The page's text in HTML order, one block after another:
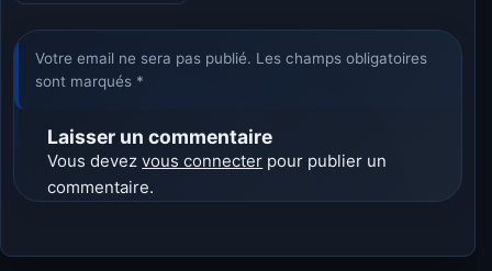
Votre email ne sera pas publié. Les champs obligatoires
sont marqués *
Laisser un commentaire
Vous devezvous connecter pour publier un
commentaire.